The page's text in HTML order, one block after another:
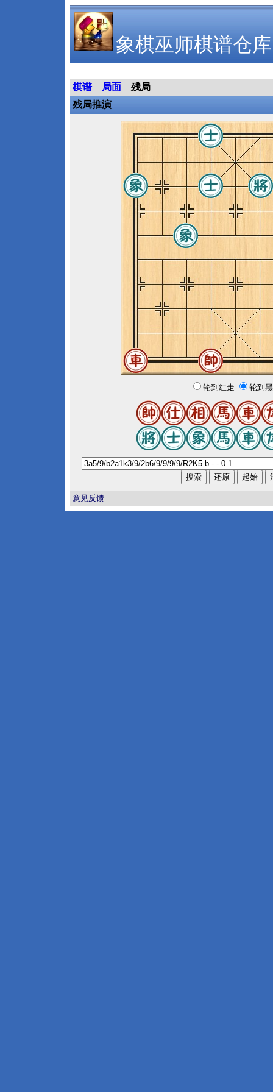
象棋巫师棋谱仓库
棋谱 局面
残局
残局推演
轮到红走 轮到
意见反馈